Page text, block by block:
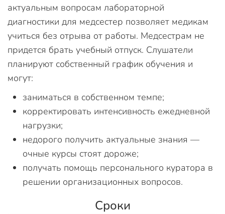
актуальным вопросам лабораторной
диагностики для медсестер позволяет медикам
учиться без отрыва от работы. Медсестрам не
придется брать учебный отпуск. Слушатели
планируют собственный график обучения и
могут:
заниматься в собственном темпе;
корректировать интенсивность ежедневной
нагрузки;
недорого получить актуальные знания —
очные курсы стоят дороже;
получать помощь персонального куратора в
решении организационных вопросов.
Сроки